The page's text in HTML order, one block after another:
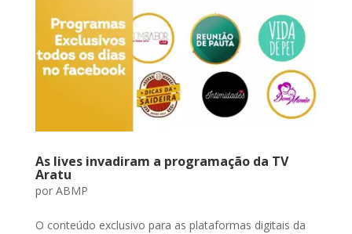
As lives invadiram a programação da TV
Aratu
por ABMP
O conteúdo exclusivo para as plataformas digitais da